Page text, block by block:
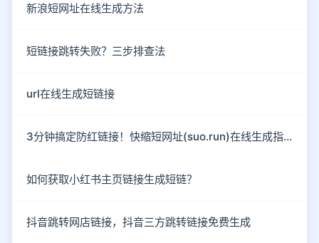
新浪短网址在线生成方法
短链接跳转失败？三步排查法
url在线生成短链接
3分钟搞定防红链接！快缩短网址(suo.run)在线生成指南
如何获取小红书主页链接生成短链？
抖音跳转网店链接，抖音三方跳转链接免费生成